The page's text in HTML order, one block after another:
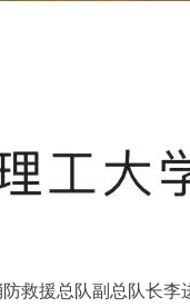
救援总队副总队长